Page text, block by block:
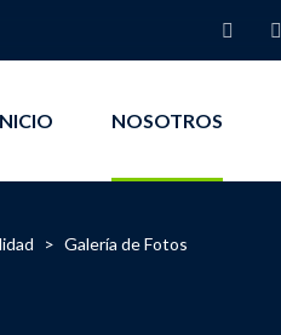
NOSOTROS
> Galería de Fotos